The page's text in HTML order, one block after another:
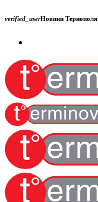
verified_userНовини Тернополя